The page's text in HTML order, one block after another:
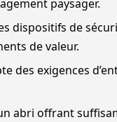
paysager.
dispositifs de
de valeur.
des exigences
abri offrant